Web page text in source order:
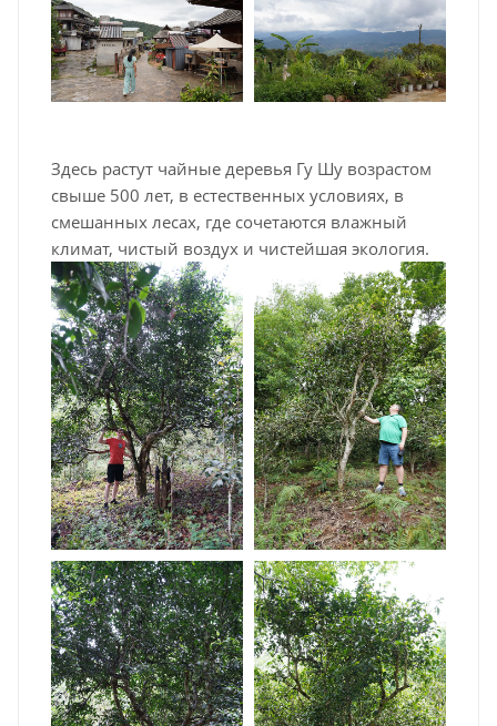
Здесь растут чайные деревья Гу Шу возрастом
свыше 500 лет, в естественных условиях, в
смешанных лесах, где сочетаются влажный
климат, чистый воздух и чистейшая экология.